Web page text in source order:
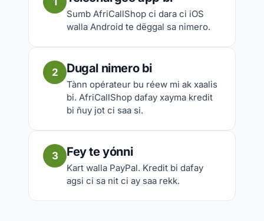
Sumb AfriCallShop ci dara ci iOS
walla Android te dëggal sa nimero.
2 Dugal nimero bi
Tànn opérateur bu réew mi ak xaalis
bi. AfriCallShop dafay xayma kredit
bi ñuy jot ci saa si.
3 Fey te yónni
Kart walla PayPal. Kredit bi dafay
agsi ci sa nit ci ay saa rekk.